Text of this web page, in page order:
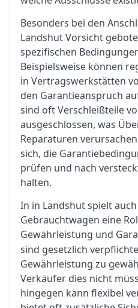
Besonders bei den
Landshut Vorsicht
spezifischen
Beispielsweise können
in Vertragswerkstätten
den Garantieanspruch
sind oft Verschleißteile
ausgeschlossen, was
Reparaturen
sich, die
prüfen und nach
halten.
In in Landshut spielt
Gebrauchtwagen eine
Gewährleistung und
sind gesetzlich
Gewährleistung zu
Verkäufer dies nicht
hingegen kann flexibel